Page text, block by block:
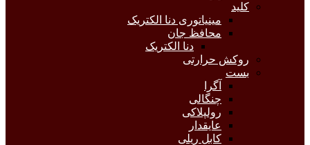
کلید
مینیاتوری دنا الکتریک
محافظ جان
دنا الکتریک
روکش حرارتی
بست
آگرا
چنگالی
رولپلاکی
عایقدار
کابل ریلی